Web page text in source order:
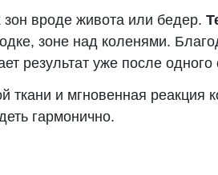
вроде живота или бедер.
зоне над коленями.
результат уже после
и мгновенная
гармонично.